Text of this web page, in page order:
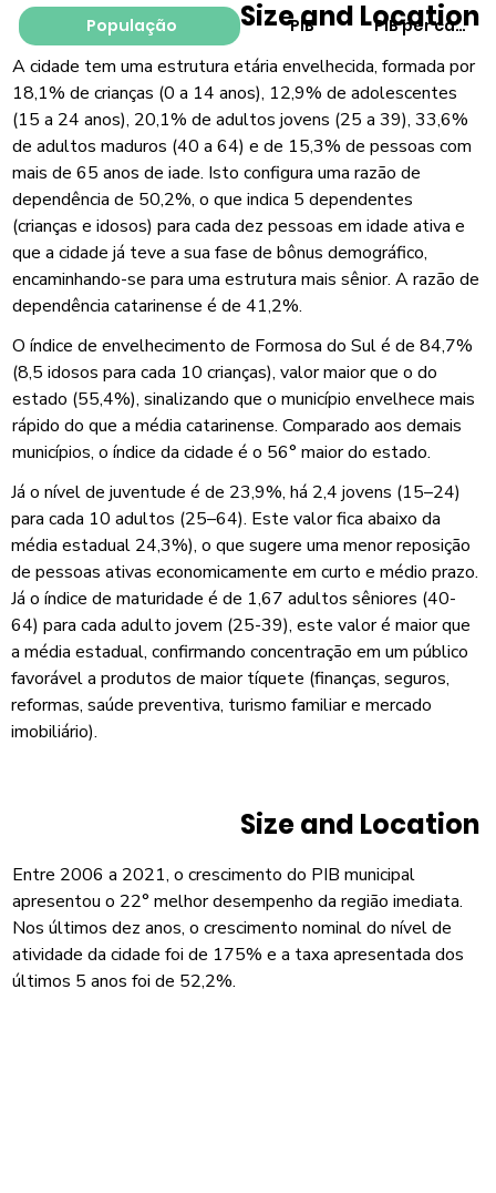
População PIB PIB per capita
Size and Location
A cidade tem uma estrutura etária envelhecida, formada por
18,1% de crianças (0 a 14 anos), 12,9% de adolescentes
(15 a 24 anos), 20,1% de adultos jovens (25 a 39), 33,6%
de adultos maduros (40 a 64) e de 15,3% de pessoas com
mais de 65 anos de iade. Isto configura uma razão de
dependência de 50,2%, o que indica 5 dependentes
(crianças e idosos) para cada dez pessoas em idade ativa e
que a cidade já teve a sua fase de bônus demográfico,
encaminhando-se para uma estrutura mais sênior. A razão de
dependência catarinense é de 41,2%.
O índice de envelhecimento de Formosa do Sul é de 84,7%
(8,5 idosos para cada 10 crianças), valor maior que o do
estado (55,4%), sinalizando que o município envelhece mais
rápido do que a média catarinense. Comparado aos demais
municípios, o índice da cidade é o 56° maior do estado.
Já o nível de juventude é de 23,9%, há 2,4 jovens (15–24)
para cada 10 adultos (25–64). Este valor fica abaixo da
média estadual 24,3%), o que sugere uma menor reposição
de pessoas ativas economicamente em curto e médio prazo.
Já o índice de maturidade é de 1,67 adultos sêniores (40-
64) para cada adulto jovem (25-39), este valor é maior que
a média estadual, confirmando concentração em um público
favorável a produtos de maior tíquete (finanças, seguros,
reformas, saúde preventiva, turismo familiar e mercado
imobiliário).
Size and Location
Entre 2006 a 2021, o crescimento do PIB municipal
apresentou o 22° melhor desempenho da região imediata.
Nos últimos dez anos, o crescimento nominal do nível de
atividade da cidade foi de 175% e a taxa apresentada dos
últimos 5 anos foi de 52,2%.